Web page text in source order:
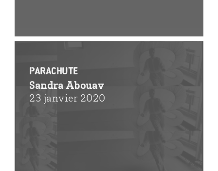
Parachute
Sandra Abouav
23 janvier 2020